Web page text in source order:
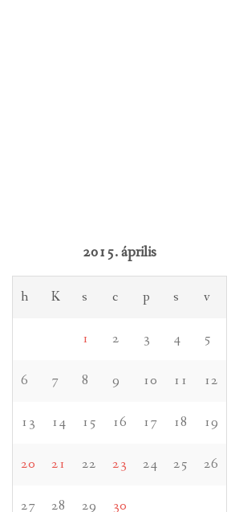
2015. április
h K s c p s v
1 2 3 4 5
6 7 8 9 10 11 12
13 14 15 16 17 18 19
20 21 22 23 24 25 26
27 28 29 30